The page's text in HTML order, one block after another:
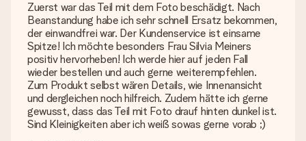
Geschenk zu einem Wunschtermin liefern zu lassen.
Wie lange dauert die Lieferzeit und wann werde ich mein
Geschenk erhalten?
Die aktuelle Lieferzeit steht jeweils auf der Produktseite bei
dem Geschenk vermeldet. Du kannst darauf vertrauen, dass
eine fristgerechte Lieferung durch unsere Lieferdienste
erfolgt.
Welche Lieferoptionen stehen zur Verfügung?
Zuerst war das Teil mit dem Foto beschädigt. Nach
Beanstandung habe ich sehr schnell Ersatz bekommen,
der einwandfrei war. Der Kundenservice ist einsame
Spitze! Ich möchte besonders Frau Silvia Meiners
positiv hervorheben! Ich werde hier auf jeden Fall
wieder bestellen und auch gerne weiterempfehlen.
Zum Produkt selbst wären Details, wie Innenansicht
und dergleichen noch hilfreich. Zudem hätte ich gerne
gewusst, dass das Teil mit Foto drauf hinten dunkel ist.
Sind Kleinigkeiten aber ich weiß sowas gerne vorab ;)